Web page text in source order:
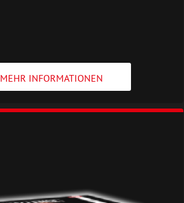
MEHR INFORMATIONEN